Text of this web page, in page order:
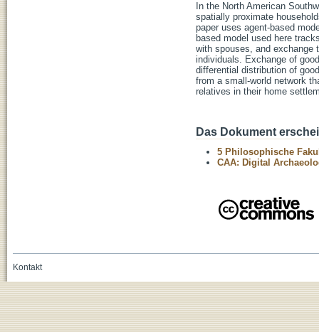
In the North American
spatially proximate
paper uses agent-based
based model used here
with spouses, and exchange
individuals. Exchange of
differential distribution of
from a small-world network
relatives in their home
Das Dokument
5 Philosophische
CAA: Digital
Kontakt